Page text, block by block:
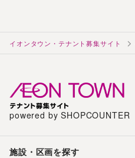
イオンタウン・テナント募集サイト
powered by SHOPCOUNTER
施設・区画を探す